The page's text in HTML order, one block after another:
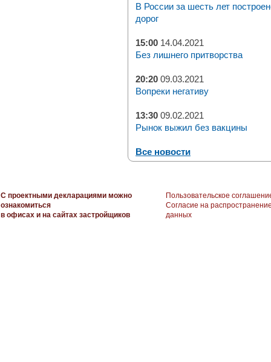
В России за шесть лет
дорог
15:00 14.04.2021
Без лишнего притворства
20:20 09.03.2021
Вопреки негативу
13:30 09.02.2021
Рынок выжил без вакцины
Все новости
С проектными декларациями можно
ознакомиться
в офисах и на сайтах застройщиков
Пользовательское
Согласие на
данных